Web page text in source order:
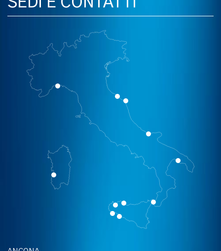
Google Scholar Profilo